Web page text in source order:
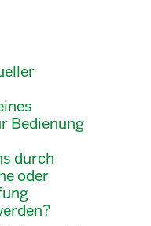
Bedienung
durch
oder